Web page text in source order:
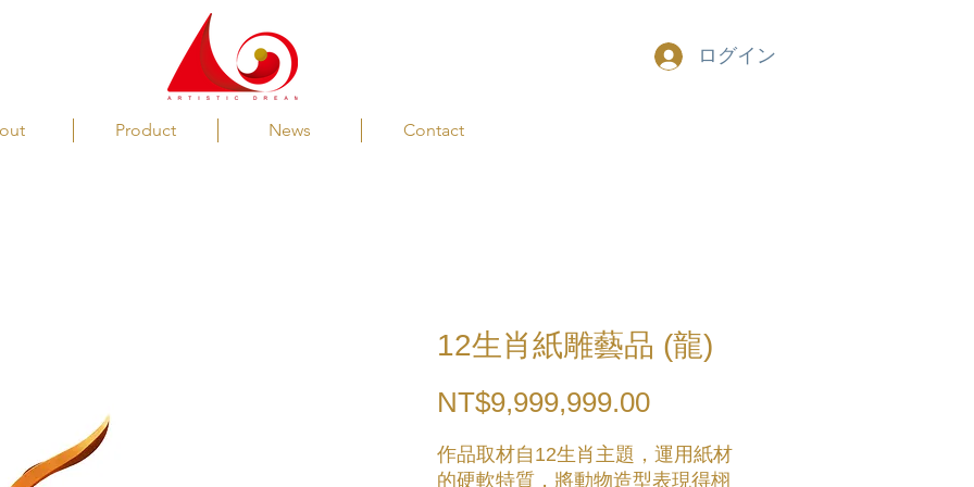
ログイン
Product News Contact
12生肖紙雕藝品 (龍)
NT$9,999,999.00価
格
作品取材自12生肖主題，運用紙材
的硬軟特質，將動物造型表現得栩